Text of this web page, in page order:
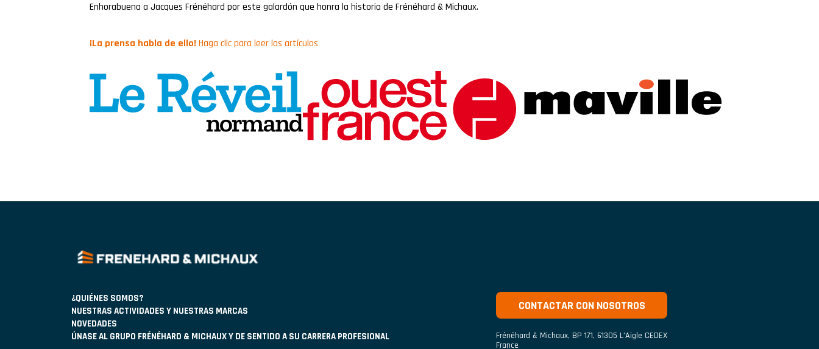
Enhorabuena a Jacques Frénéhard por este galardón que honra la historia de Frénéhard & Michaux.
¡La prensa habla de ello! Haga clic para leer los artículos
¿QUIÉNES SOMOS?
NUESTRAS ACTIVIDADES Y NUESTRAS MARCAS
NOVEDADES
ÚNASE AL GRUPO FRÉNÉHARD & MICHAUX Y DE SENTIDO A SU CARRERA PROFESIONAL
CONTACTAR CON NOSOTROS
Frénéhard & Michaux, BP 171, 61305 L’Aigle CEDEX
France